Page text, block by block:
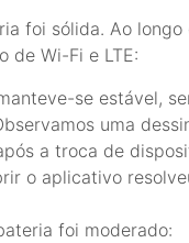
foi sólida. Ao longo
de Wi-Fi e LTE:
se estável,
uma
a troca de
o aplicativo
foi moderado: